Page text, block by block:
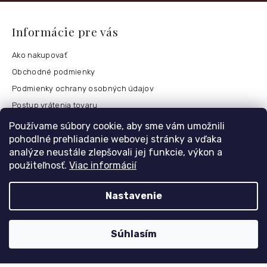
Používame súbory cookie, aby sme vám umožnili
pohodlné prehliadanie webovej stránky a vďaka
analýze neustále zlepšovali jej funkcie, výkon a
použiteľnosť. Viac informácií
Nastavenie
Súhlasím
Informácie pre vás
Ako nakupovať
Obchodné podmienky
Podmienky ochrany osobných údajov
Postup vrátenia tovaru
Česko
Môj účet
Přihlášení